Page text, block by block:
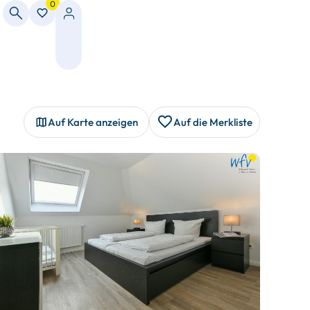
0
Auf Karte anzeigen Auf die Merkliste